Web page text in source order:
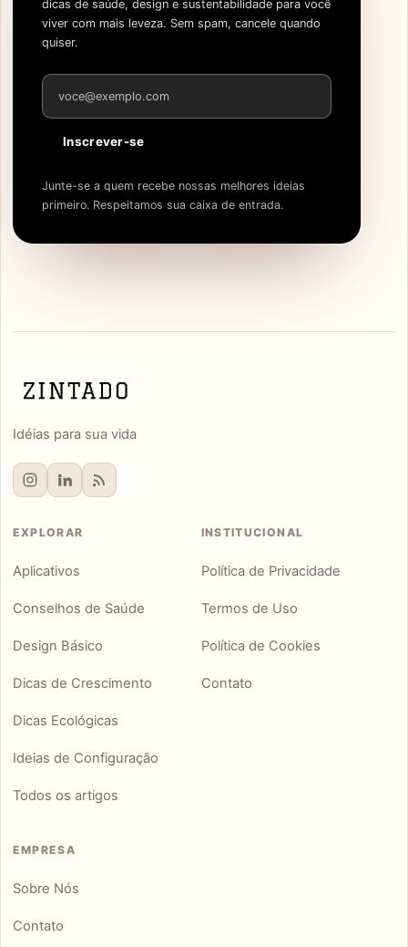
dicas de saúde, design e sustentabilidade para você
viver com mais leveza. Sem spam, cancele quando
quiser.
Endereço de e-mail
Inscrever-se
Junte-se a quem recebe nossas melhores ideias
primeiro. Respeitamos sua caixa de entrada.
Idéias para sua vida
EXPLORAR
Aplicativos
Conselhos de Saúde
Design Básico
Dicas de Crescimento
Dicas Ecológicas
Ideias de Configuração
Todos os artigos
INSTITUCIONAL
Política de Privacidade
Termos de Uso
Política de Cookies
Contato
EMPRESA
Sobre Nós
Contato